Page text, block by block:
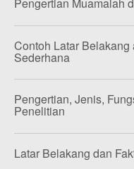
Pengertian Muamalah
Contoh Latar
Sederhana
Pengertian, Jenis,
Penelitian
Latar Belakang dan